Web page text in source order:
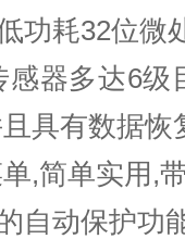
功耗32位微
器多达6级
具有数据恢
,简单实用,
自动保护功